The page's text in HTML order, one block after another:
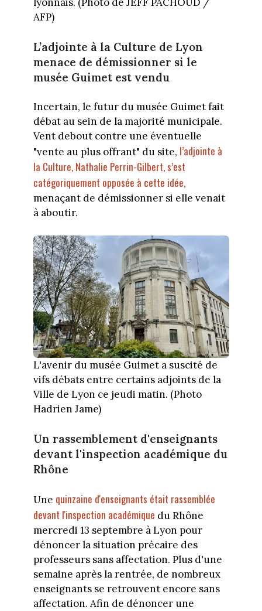
AFP)
L’adjointe à la Culture de Lyon
menace de démissionner si le
musée Guimet est vendu
Incertain, le futur du musée Guimet fait
débat au sein de la majorité municipale.
Vent debout contre une éventuelle
"vente au plus offrant" du site, l’adjointe à
la Culture, Nathalie Perrin-Gilbert, s’est
catégoriquement opposée à cette idée,
menaçant de démissionner si elle venait
à aboutir.
L'avenir du musée Guimet a suscité de
vifs débats entre certains adjoints de la
Ville de Lyon ce jeudi matin. (Photo
Hadrien Jame)
Un rassemblement d'enseignants
devant l'inspection académique du
Rhône
Une quinzaine d'enseignants était rassemblée
devant l'inspection académique du Rhône
mercredi 13 septembre à Lyon pour
dénoncer la situation précaire des
professeurs sans affectation. Plus d'une
semaine après la rentrée, de nombreux
enseignants se retrouvent encore sans
affectation. Afin de dénoncer une